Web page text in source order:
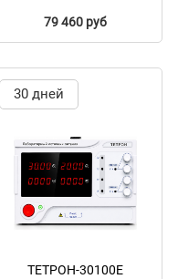
79 460 руб
30 дней
ТЕТРОН-30100Е